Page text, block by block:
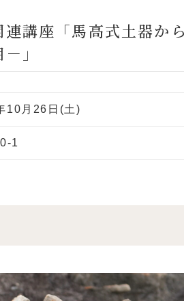
講座「馬高式土器か
」
10月26日(土)
1